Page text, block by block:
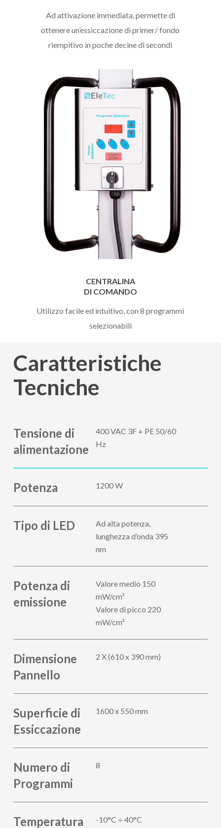
Ad attivazione immediata, permette di
ottenere un’essiccazione di primer/ fondo
riempitivo in poche decine di secondi
CENTRALINA
DI COMANDO
Utilizzo facile ed intuitivo, con 8 programmi
selezionabili
Caratteristiche
Tecniche
Tensione di
alimentazione
400 VAC 3F + PE 50/60
Hz
Potenza 1200 W
Tipo di LED
Ad alta potenza,
lunghezza d’onda 395
nm
Potenza di
emissione
Valore medio 150
mW/cm²
Valore di picco 220
mW/cm²
Dimensione
Pannello
2 X (610 x 390 mm)
Superficie di
Essiccazione
1600 x 550 mm
Numero di
Programmi
8
Temperatura
-10°C ÷ 40°C